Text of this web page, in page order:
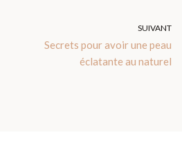
SUIVANT
Secrets pour avoir une peau
éclatante au naturel